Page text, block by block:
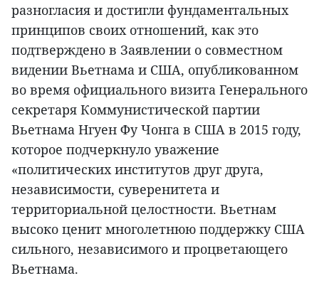
разногласия и достигли фундаментальных
принципов своих отношений, как это
подтверждено в Заявлении о совместном
видении Вьетнама и США, опубликованном
во время официального визита Генерального
секретаря Коммунистической партии
Вьетнама Нгуен Фу Чонга в США в 2015 году,
которое подчеркнуло уважение
«политических институтов друг друга,
независимости, суверенитета и
территориальной целостности. Вьетнам
высоко ценит многолетнюю поддержку США
сильного, независимого и процветающего
Вьетнама.